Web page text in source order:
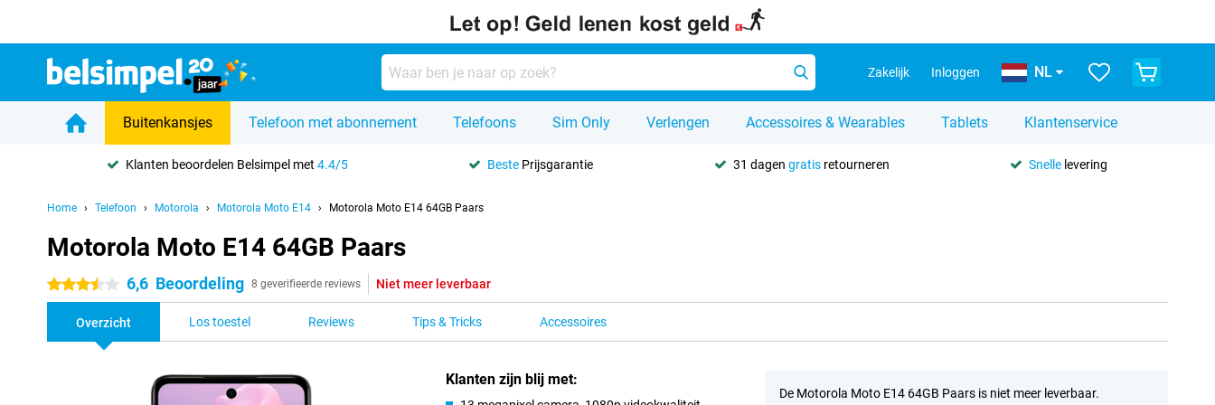
Zakelijk Inloggen NL
Buitenkansjes Telefoon met abonnement Telefoons Sim Only Verlengen Accessoires & Wearables Tablets Klantenservice
Klanten beoordelen Belsimpel met4.4/5 Beste Prijsgarantie 31 dagen gratisretourneren Snellelevering
Home Telefoon Motorola Motorola Moto E14 Motorola Moto E14 64GB Paars
Motorola Moto E14 64GB Paars
3.5 sterren 6,6 Beoordeling 8 geverifieerde reviews Niet meer leverbaar
Overzicht Los toestel Reviews Tips & Tricks Accessoires
Klanten zijn blij met:
De Motorola Moto E14 64GB Paars is niet meer leverbaar.